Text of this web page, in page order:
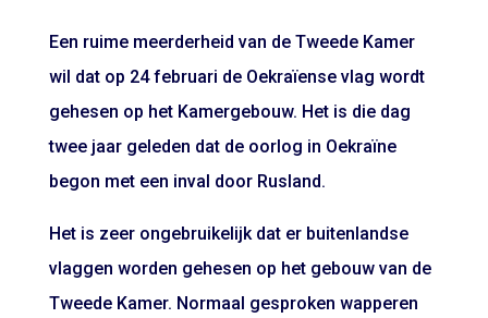
Een ruime meerderheid van de Tweede Kamer
wil dat op 24 februari de Oekraïense vlag wordt
gehesen op het Kamergebouw. Het is die dag
twee jaar geleden dat de oorlog in Oekraïne
begon met een inval door Rusland.
Het is zeer ongebruikelijk dat er buitenlandse
vlaggen worden gehesen op het gebouw van de
Tweede Kamer. Normaal gesproken wapperen